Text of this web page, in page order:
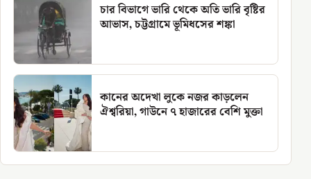
চার বিভাগে ভারি থেকে অতি ভারি বৃষ্টির
আভাস, চট্টগ্রামে ভূমিধসের শঙ্কা
কানের অদেখা লুকে নজর কাড়লেন
ঐশ্বরিয়া, গাউনে ৭ হাজারের বেশি মুক্তা